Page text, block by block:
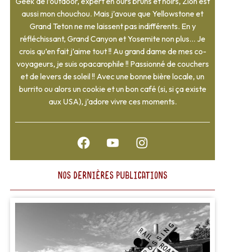
NOS DERNIÈRES PUBLICATIONS
aussi mon chouchou. Mais j’avoue que Yellowstone et
Grand Teton ne me laissent pas indifférents. En y
réfléchissant, Grand Canyon et Yosemite non plus… Je
crois qu’en fait j’aime tout !! Au grand dame de mes co-
voyageurs, je suis opacarophile !! Passionné de couchers
et de levers de soleil !! Avec une bonne bière locale, un
burrito ou alors un cookie et un bon café (si, si ça existe
aux USA), j’adore vivre ces moments.
F
a
c
e
b
o
o
k
Y
o
u
t
u
b
e
I
n
s
t
a
g
r
a
m